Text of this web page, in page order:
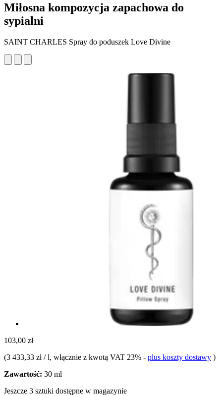
Miłosna kompozycja zapachowa do
sypialni
SAINT CHARLES Spray do poduszek Love Divine
103,00 zł
(3 433,33 zł / l, włącznie z kwotą VAT 23% - plus koszty dostawy )
Zawartość: 30 ml
Jeszcze 3 sztuki dostępne w magazynie